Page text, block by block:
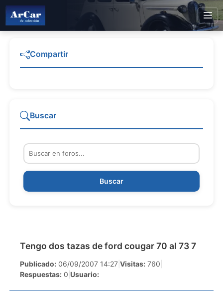
Tengo dos tazas de ford cougar 70 al 73 7
Publicado: 06/09/2007 14:27 Visitas: 760
Respuestas: 0 Usuario:
Compartir
Buscar
Buscar